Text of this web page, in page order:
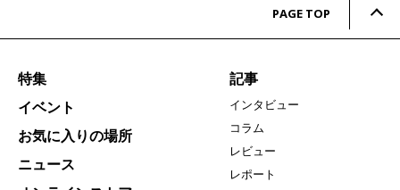
PAGE TOP
特集
イベント
お気に入りの場所
ニュース
記事
インタビュー
コラム
レビュー
レポート